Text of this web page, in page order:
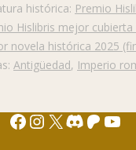
histórica: Premio
Hislibris mejor
novela histórica 2025
Antigüedad, Imperio
Facebook
Instagram
X Discord